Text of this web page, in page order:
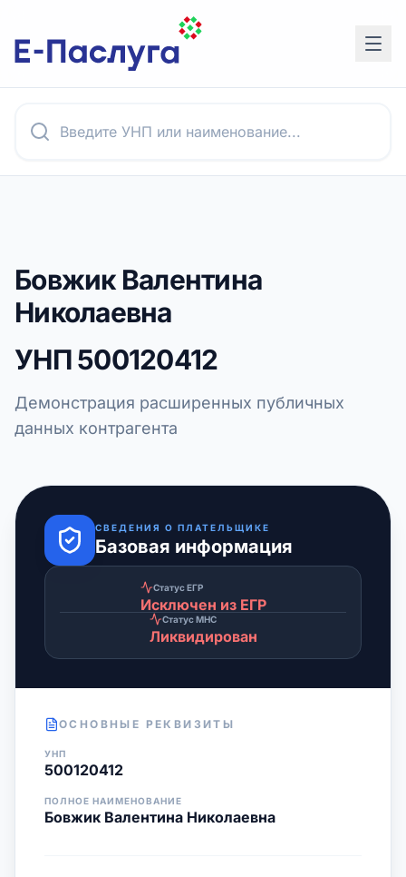
Бовжик Валентина
Николаевна
УНП500120412
Демонстрация расширенных публичных
данных контрагента
СВЕДЕНИЯ О ПЛАТЕЛЬЩИКЕ
Базовая информация
Статус ЕГР
Исключен из ЕГР
Статус МНС
Ликвидирован
ОСНОВНЫЕ РЕКВИЗИТЫ
УНП
500120412
ПОЛНОЕ НАИМЕНОВАНИЕ
Бовжик Валентина Николаевна